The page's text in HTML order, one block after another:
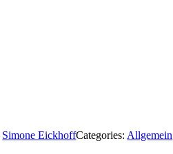
Simone EickhoffCategories: Allgemein